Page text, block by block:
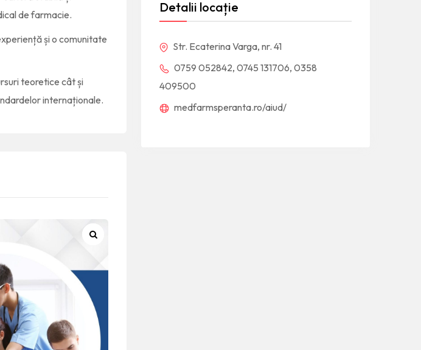
de farmacie.
și o comunitate
teoretice cât și
internaționale.
Detalii locație
Str. Ecaterina Varga, nr. 41
0759 052842, 0745 131706, 0358
409500
medfarmsperanta.ro/aiud/